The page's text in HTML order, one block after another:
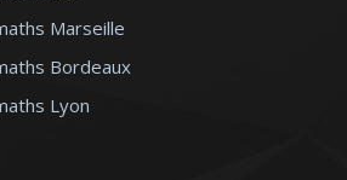
Marseille
Bordeaux
Lyon